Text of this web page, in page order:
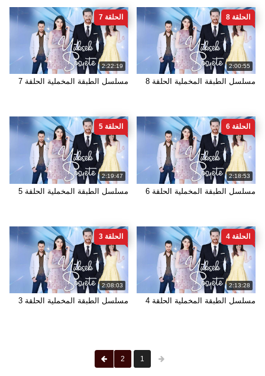
2:00:55
الحلقة 8
مسلسل الطبقة المخملية الحلقة 8
2:22:19
الحلقة 7
مسلسل الطبقة المخملية الحلقة 7
2:18:53
الحلقة 6
مسلسل الطبقة المخملية الحلقة 6
2:19:47
الحلقة 5
مسلسل الطبقة المخملية الحلقة 5
2:13:28
الحلقة 4
مسلسل الطبقة المخملية الحلقة 4
2:08:03
الحلقة 3
مسلسل الطبقة المخملية الحلقة 3
1
2